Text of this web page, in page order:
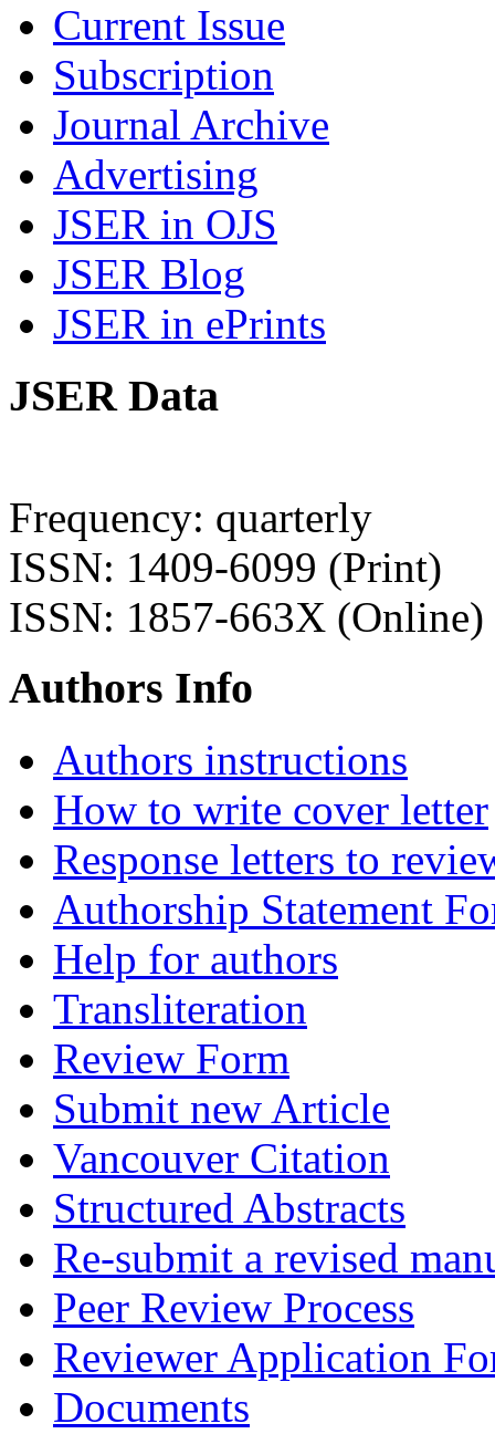
Current Issue
Subscription
Journal Archive
Advertising
JSER in OJS
JSER Blog
JSER in ePrints
JSER Data
Frequency: quarterly
ISSN: 1409-6099 (Print)
ISSN: 1857-663X (Online)
Authors Info
Authors instructions
How to write cover letter
Response letters to
Authorship Statement
Help for authors
Transliteration
Review Form
Submit new Article
Vancouver Citation
Structured Abstracts
Re-submit a revised
Peer Review Process
Reviewer Application
Documents